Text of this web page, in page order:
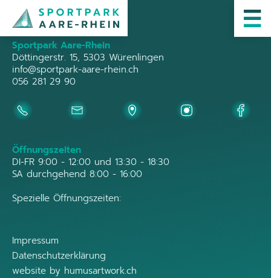
Sportpark Aare-Rhein
Döttingerstr. 15, 5303 Würenlingen
info@sportpark-aare-rhein.ch
056 281 29 90
Öffnungszeiten
DI-FR 9:00 - 12:00 und 13:30 - 18:30
SA durchgehend 8:00 - 16:00
Spezielle Öffnungszeiten:
Impressum
Datenschutzerklärung
website by humusartwork.ch